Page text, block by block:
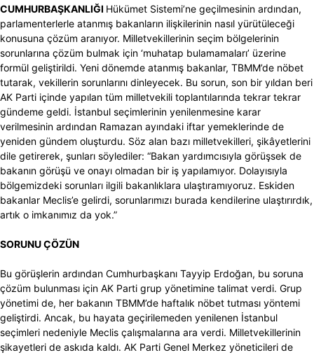
CUMHURBAŞKANLIĞI Hükümet Sistemi’ne geçilmesinin ardından,
parlamenterlerle atanmış bakanların ilişkilerinin nasıl yürütüleceği
konusuna çözüm aranıyor. Milletvekillerinin seçim bölgelerinin
sorunlarına çözüm bulmak için ‘muhatap bulamamaları’ üzerine
formül geliştirildi. Yeni dönemde atanmış bakanlar, TBMM’de nöbet
tutarak, vekillerin sorunlarını dinleyecek. Bu sorun, son bir yıldan beri
AK Parti içinde yapılan tüm milletvekili toplantılarında tekrar tekrar
gündeme geldi. İstanbul seçimlerinin yenilenmesine karar
verilmesinin ardından Ramazan ayındaki iftar yemeklerinde de
yeniden gündem oluşturdu. Söz alan bazı milletvekilleri, şikâyetlerini
dile getirerek, şunları söylediler: “Bakan yardımcısıyla görüşsek de
bakanın görüşü ve onayı olmadan bir iş yapılamıyor. Dolayısıyla
bölgemizdeki sorunları ilgili bakanlıklara ulaştıramıyoruz. Eskiden
bakanlar Meclis’e gelirdi, sorunlarımızı burada kendilerine ulaştırırdık,
artık o imkanımız da yok.”
SORUNU ÇÖZÜN
Bu görüşlerin ardından Cumhurbaşkanı Tayyip Erdoğan, bu soruna
çözüm bulunması için AK Parti grup yönetimine talimat verdi. Grup
yönetimi de, her bakanın TBMM’de haftalık nöbet tutması yöntemi
geliştirdi. Ancak, bu hayata geçirilemeden yenilenen İstanbul
seçimleri nedeniyle Meclis çalışmalarına ara verdi. Milletvekillerinin
şikayetleri de askıda kaldı. AK Parti Genel Merkez yöneticileri de